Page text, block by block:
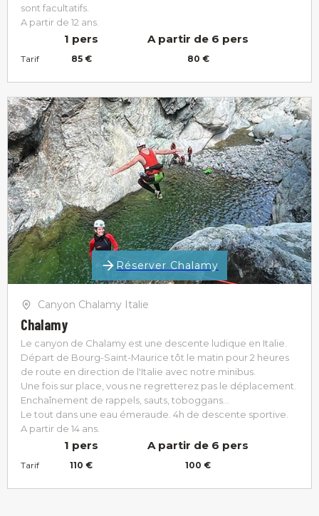
sont facultatifs.
A partir de 12 ans.
1 pers A partir de 6 pers
Tarif 85 € 80 €
Réserver Chalamy
Canyon Chalamy Italie
Chalamy
Le canyon de Chalamy est une descente ludique en Italie.
Départ de Bourg-Saint-Maurice tôt le matin pour 2 heures
de route en direction de l'Italie avec notre minibus.
Une fois sur place, vous ne regretterez pas le déplacement.
Enchaînement de rappels, sauts, toboggans...
Le tout dans une eau émeraude. 4h de descente sportive.
A partir de 14 ans.
1 pers A partir de 6 pers
Tarif 110 € 100 €